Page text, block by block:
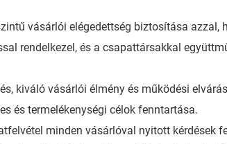
vásárlói elégedettség biztosítása
rendelkezel, és a csapattársakkal
kiváló vásárlói élmény és működési
és termelékenységi célok fenntartása.
minden vásárlóval nyitott kérdések